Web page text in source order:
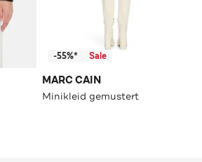
-55%* Sale
MARC CAIN
Minikleid gemustert